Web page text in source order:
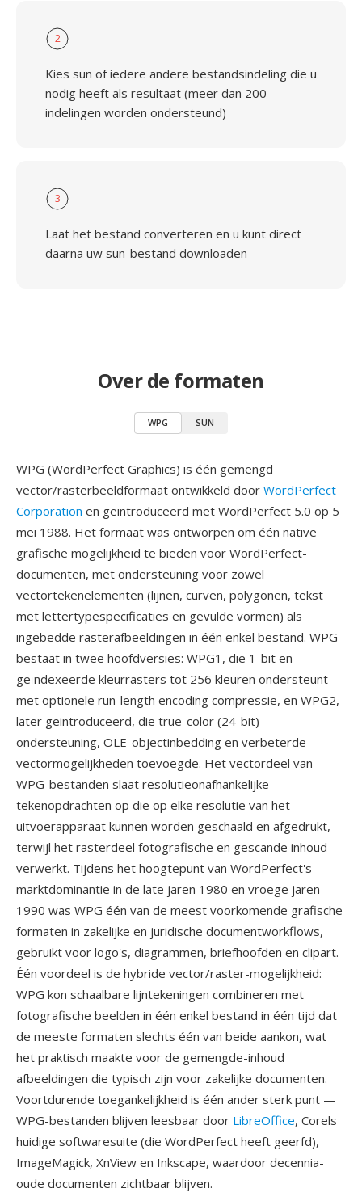
2
Kies sun of iedere andere bestandsindeling die u
nodig heeft als resultaat (meer dan 200
indelingen worden ondersteund)
3
Laat het bestand converteren en u kunt direct
daarna uw sun-bestand downloaden
Over de formaten
WPG SUN
WPG (WordPerfect Graphics) is één gemengd
vector/rasterbeeldformaat ontwikkeld door WordPerfect
Corporation en geintroduceerd met WordPerfect 5.0 op 5
mei 1988. Het formaat was ontworpen om één native
grafische mogelijkheid te bieden voor WordPerfect-
documenten, met ondersteuning voor zowel
vectortekenelementen (lijnen, curven, polygonen, tekst
met lettertypespecificaties en gevulde vormen) als
ingebedde rasterafbeeldingen in één enkel bestand. WPG
bestaat in twee hoofdversies: WPG1, die 1-bit en
geïndexeerde kleurrasters tot 256 kleuren ondersteunt
met optionele run-length encoding compressie, en WPG2,
later geintroduceerd, die true-color (24-bit)
ondersteuning, OLE-objectinbedding en verbeterde
vectormogelijkheden toevoegde. Het vectordeel van
WPG-bestanden slaat resolutieonafhankelijke
tekenopdrachten op die op elke resolutie van het
uitvoerapparaat kunnen worden geschaald en afgedrukt,
terwijl het rasterdeel fotografische en gescande inhoud
verwerkt. Tijdens het hoogtepunt van WordPerfect's
marktdominantie in de late jaren 1980 en vroege jaren
1990 was WPG één van de meest voorkomende grafische
formaten in zakelijke en juridische documentworkflows,
gebruikt voor logo's, diagrammen, briefhoofden en clipart.
Één voordeel is de hybride vector/raster-mogelijkheid:
WPG kon schaalbare lijntekeningen combineren met
fotografische beelden in één enkel bestand in één tijd dat
de meeste formaten slechts één van beide aankon, wat
het praktisch maakte voor de gemengde-inhoud
afbeeldingen die typisch zijn voor zakelijke documenten.
Voortdurende toegankelijkheid is één ander sterk punt —
WPG-bestanden blijven leesbaar door LibreOffice, Corels
huidige softwaresuite (die WordPerfect heeft geerfd),
ImageMagick, XnView en Inkscape, waardoor decennia-
oude documenten zichtbaar blijven.